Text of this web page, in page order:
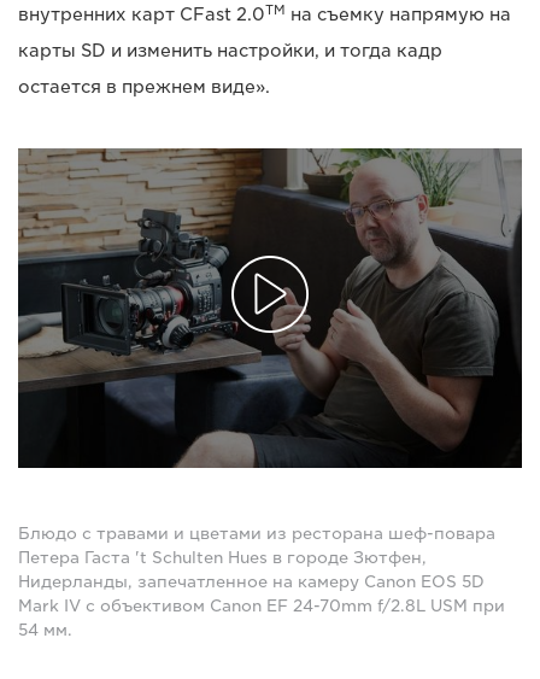
внутренних карт CFast 2.0TM на съемку напрямую на
карты SD и изменить настройки, и тогда кадр
остается в прежнем виде».
Блюдо с травами и цветами из ресторана шеф-повара
Петера Гаста 't Schulten Hues в городе Зютфен,
Нидерланды, запечатленное на камеру Canon EOS 5D
Mark IV с объективом Canon EF 24-70mm f/2.8L USM при
54 мм.